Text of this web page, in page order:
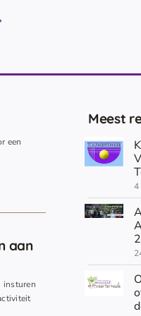
een
aan
insturen
Meest
4